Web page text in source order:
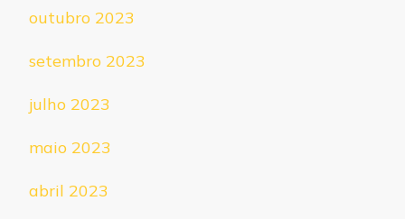
outubro 2023
setembro 2023
julho 2023
maio 2023
abril 2023